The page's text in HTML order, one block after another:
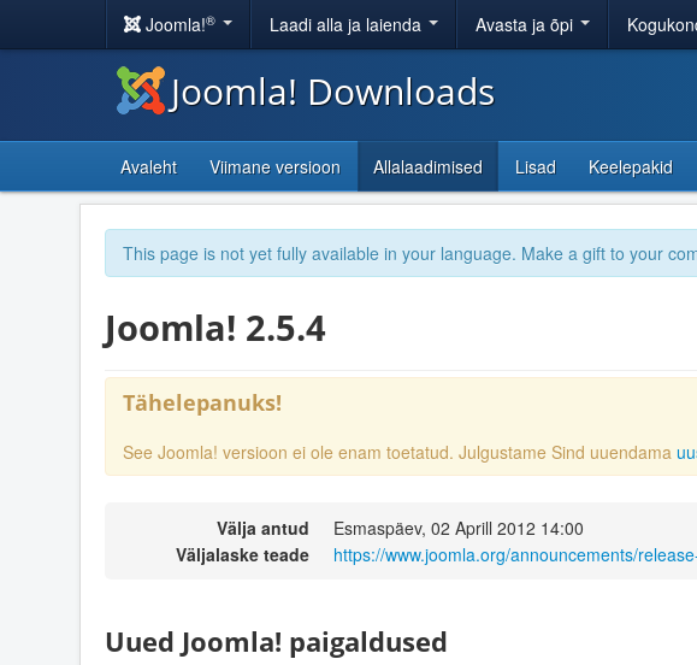
Joomla!® Laadi alla ja laienda Avasta ja õpi
Joomla! Downloads
Avaleht Viimane versioon Allalaadimised Lisad Keelepakid
This page is not yet fully available in your language. Make a gift to your
Joomla! 2.5.4
Tähelepanuks!
See Joomla! versioon ei ole enam toetatud. Julgustame Sind uuendama
Välja antud
Esmaspäev, 02 Aprill 2012 14:00
Väljalaske teade
https://www.joomla.org/announcements/
Uued Joomla! paigaldused